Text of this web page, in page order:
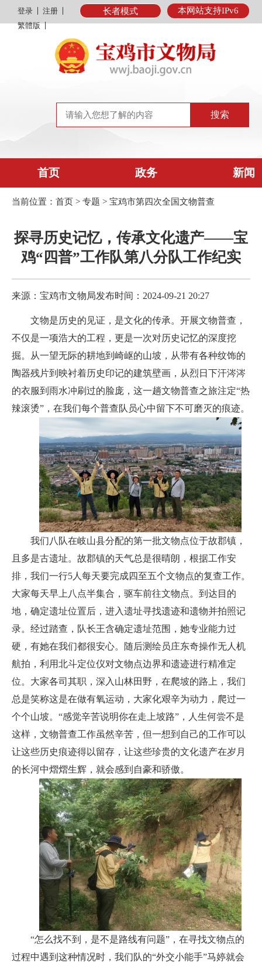
本网站支持IPv6
长者模式
登录
注册
繁體版
首页 政务 新闻
当前位置： 首页 > 专题 > 宝鸡市第四次全国文物普查
探寻历史记忆，传承文化遗产——宝
鸡“四普”工作队第八分队工作纪实
来源：宝鸡市文物局发布时间：2024-09-21 20:27
文物是历史的见证，是文化的传承。开展文物普查，
不仅是一项浩大的工程，更是一次对历史记忆的深度挖
掘。从一望无际的耕地到崎岖的山坡，从带有各种纹饰的
陶器残片到映衬着历史印记的建筑壁画，从烈日下汗涔涔
的衣服到雨水冲刷过的脸庞，这一趟文物普查之旅注定“热
辣滚烫”，在我们每个普查队员心中留下不可磨灭的痕迹。
我们八队在岐山县分配的第一批文物点位于故郡镇，
且多是古遗址。故郡镇的天气总是很晴朗，根据工作安
排，我们一行5人每天要完成四至五个文物点的复查工作。
大家每天早上八点半集合，驱车前往文物点。到达目的
地，确定遗址位置后，进入遗址寻找遗迹和遗物并拍照记
录。经过踏查，队长王含确定遗址范围，她专业能力过
硬，有她在我们都很安心。随后测绘员庄东奇操作无人机
航拍，利用北斗定位仪对文物点边界和遗迹进行精准定
位。大家各司其职，深入山林田野，在爬坡的路上，我们
总是笑称这是在做有氧运动，大家化艰辛为动力，爬过一
个个山坡。“感觉辛苦说明你在走上坡路”，人生何尝不是
这样，文物普查工作虽然辛苦，但一想到自己的工作可以
让这些历史痕迹得以留存，让这些珍贵的文化遗产在岁月
的长河中熠熠生辉，就会感到自豪和骄傲。
“怎么找不到，是不是路线有问题”，在寻找文物点的
过程中遇到这种情况时，我们队的“外交小能手”马婷就会